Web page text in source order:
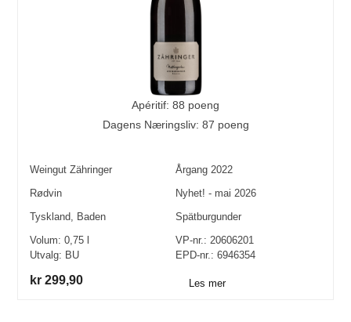
Apéritif: 88 poeng
Dagens Næringsliv: 87 poeng
Weingut Zähringer Årgang 2022
Rødvin
Nyhet! - mai 2026
Tyskland, Baden
Spätburgunder
Volum:0,75
Utvalg: BU
VP-nr.: 20606201
EPD-nr.: 6946354
kr 299,90 Les mer